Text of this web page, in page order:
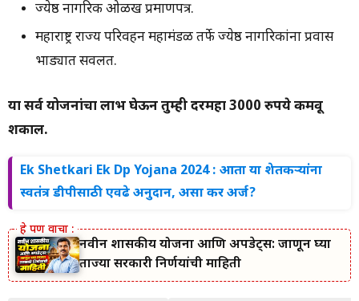
ज्येष्ठ नागरिक ओळख प्रमाणपत्र.
महाराष्ट्र राज्य परिवहन महामंडळ तर्फे ज्येष्ठ नागरिकांना प्रवास
भाड्यात सवलत.
या सर्व योजनांचा लाभ घेऊन तुम्ही दरमहा 3000 रुपये कमवू
शकाल.
Ek Shetkari Ek Dp Yojana 2024 : आता या शेतकऱ्यांना
स्वतंत्र डीपीसाठी एवढे अनुदान, असा कर अर्ज?
नवीन शासकीय योजना आणि अपडेट्स: जाणून घ्या
ताज्या सरकारी निर्णयांची माहिती